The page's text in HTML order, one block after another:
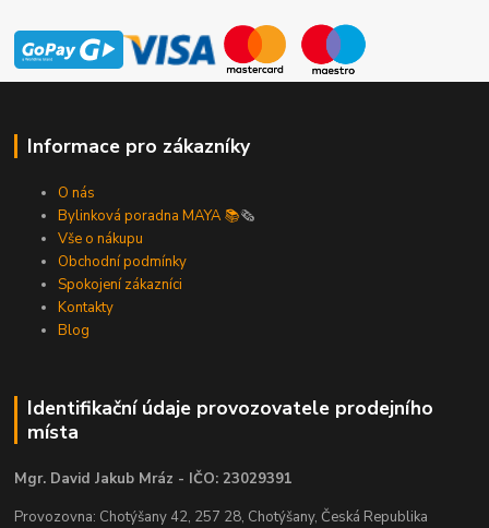
Informace pro zákazníky
O nás
Bylinková poradna MAYA 📚🗞️
Vše o nákupu
Obchodní podmínky
Spokojení zákazníci
Kontakty
Blog
Identifikační údaje provozovatele prodejního
místa
Mgr. David Jakub Mráz - IČO: 23029391
Provozovna: Chotýšany 42, 257 28, Chotýšany, Česká Republika